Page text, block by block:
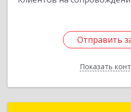
Отправить
Показать
Отправить
Назад